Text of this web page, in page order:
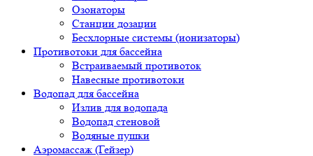
Озонаторы
Станции дозации
Бесхлорные системы (ионизаторы)
Противотоки для бассейна
Встраиваемый противоток
Навесные противотоки
Водопад для бассейна
Излив для водопада
Водопад стеновой
Водяные пушки
Аэромассаж (Гейзер)